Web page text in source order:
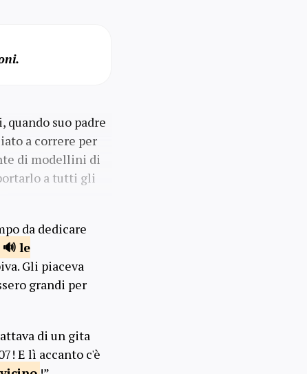
suo padre
a correre per
di modellini di
a tutti gli
da dedicare
le
Gli piaceva
grandi per
di un gita
E lì accanto c'è